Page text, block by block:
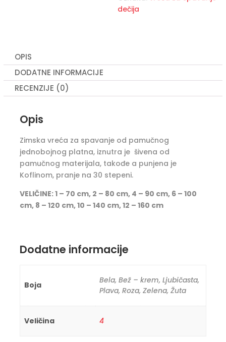
dečija
OPIS
DODATNE INFORMACIJE
RECENZIJE (0)
Opis
Zimska vreća za spavanje od pamučnog
jednobojnog platna, iznutra je šivena od
pamučnog materijala, takođe a punjena je
Koflinom, pranje na 30 stepeni.
VELIČINE: 1 – 70 cm, 2 – 80 cm, 4 – 90 cm, 6 – 100
cm, 8 – 120 cm, 10 – 140 cm, 12 – 160 cm
Dodatne informacije
Boja
Bela, Bež – krem, Ljubičasta,
Plava, Roza, Zelena, Žuta
Veličina 4